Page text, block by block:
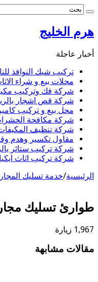
هرم الخليج
أخبار عاجلة
تركيب شبك النوافذ
محلات بيع و شراء
شركة فك وتركيب
شركة قص اشجار
محل بيع و تركيب
شركة مكافحة
شركة تنظيف
مقاول تكسير وهدم
شركة تركيب ستائر
شركة تركيب اثاث
الرئيسية/خدمة تسليك
طوارئ تسليك
1,967 زيارة
مقالات مشابهة